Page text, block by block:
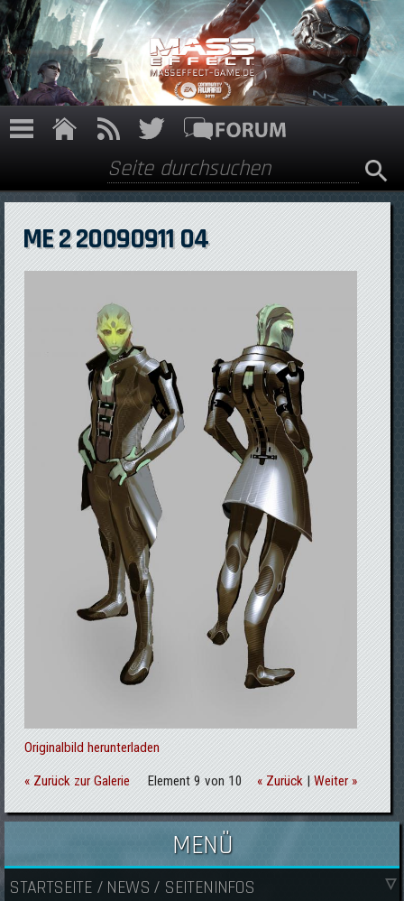
Direkt zum Inhalt
Suchformular
Suche
ME 2 20090911 04
Originalbild herunterladen
« Zurück zur Galerie Element 9 von 10 « Zurück|Weiter »
MENÜ
STARTSEITE / NEWS / SEITENINFOS